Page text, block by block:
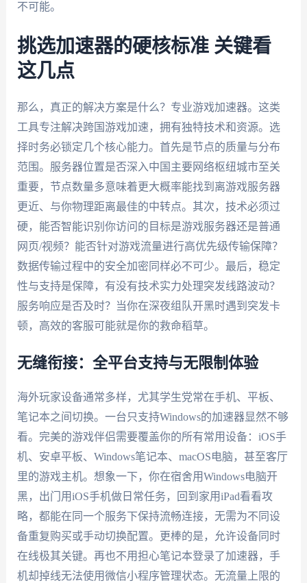
不可能。
挑选加速器的硬核标准 关键看
这几点
那么，真正的解决方案是什么？专业游戏加速器。这类
工具专注解决跨国游戏加速，拥有独特技术和资源。选
择时务必锁定几个核心能力。首先是节点的质量与分布
范围。服务器位置是否深入中国主要网络枢纽城市至关
重要，节点数量多意味着更大概率能找到离游戏服务器
更近、与你物理距离最佳的中转点。其次，技术必须过
硬，能否智能识别你访问的目标是游戏服务器还是普通
网页/视频？能否针对游戏流量进行高优先级传输保障？
数据传输过程中的安全加密同样必不可少。最后，稳定
性与支持是保障，有没有技术实力处理突发线路波动？
服务响应是否及时？当你在深夜组队开黑时遇到突发卡
顿，高效的客服可能就是你的救命稻草。
无缝衔接：全平台支持与无限制体验
海外玩家设备通常多样，尤其学生党常在手机、平板、
笔记本之间切换。一台只支持Windows的加速器显然不够
看。完美的游戏伴侣需要覆盖你的所有常用设备：iOS手
机、安卓平板、Windows笔记本、macOS电脑，甚至客厅
里的游戏主机。想象一下，你在宿舍用Windows电脑开
黑，出门用iOS手机做日常任务，回到家用iPad看看攻
略，都能在同一个服务下保持流畅连接，无需为不同设
备重复购买或手动切换配置。更棒的是，允许设备同时
在线极其关键。再也不用担心笔记本登录了加速器，手
机却掉线无法使用微信小程序管理状态。无流量上限的